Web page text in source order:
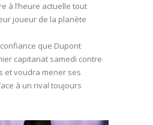
à l’heure actuelle tout
joueur de la planète
que Dupont
capitanat samedi contre
et voudra mener ses
à un rival toujours